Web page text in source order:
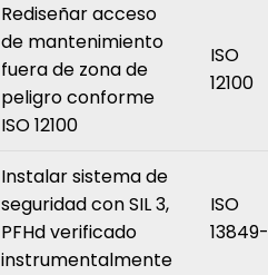
Rediseñar acceso
de mantenimiento
fuera de zona de
peligro conforme
ISO 12100
ISO
12100
Instalar sistema de
seguridad con SIL 3,
PFHd verificado
instrumentalmente
ISO